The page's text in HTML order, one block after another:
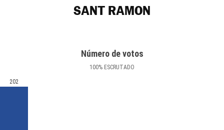
SANT RAMON
Número de votos
100% ESCRUTADO
202